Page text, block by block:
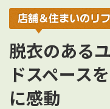
脱衣のある
ドスペース
に感動